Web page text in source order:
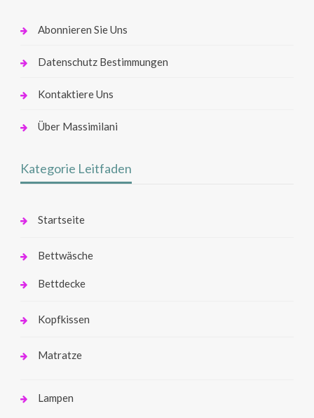
Abonnieren Sie Uns
Datenschutz Bestimmungen
Kontaktiere Uns
Über Massimilani
Kategorie Leitfaden
Startseite
Bettwäsche
Bettdecke
Kopfkissen
Matratze
Lampen